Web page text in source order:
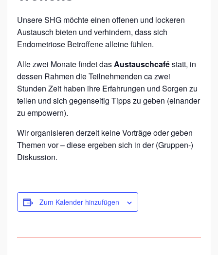
Ü
R
E
N
D
O
M
E
T
R
I
S
E
E
Unsere SHG möchte einen offenen und lockeren
Austausch bieten und verhindern, dass sich
Endometriose Betroffene alleine fühlen.
Alle zwei Monate findet dasAustauschcaféstatt, in
dessen Rahmen die Teilnehmenden ca zwei
Stunden Zeit haben ihre Erfahrungen und Sorgen zu
teilen und sich gegenseitig Tipps zu geben (einander
zu empowern).
Wir organisieren derzeit keine Vorträge oder geben
Themen vor – diese ergeben sich in der (Gruppen-)
Diskussion.
Zum Kalender hinzufügen